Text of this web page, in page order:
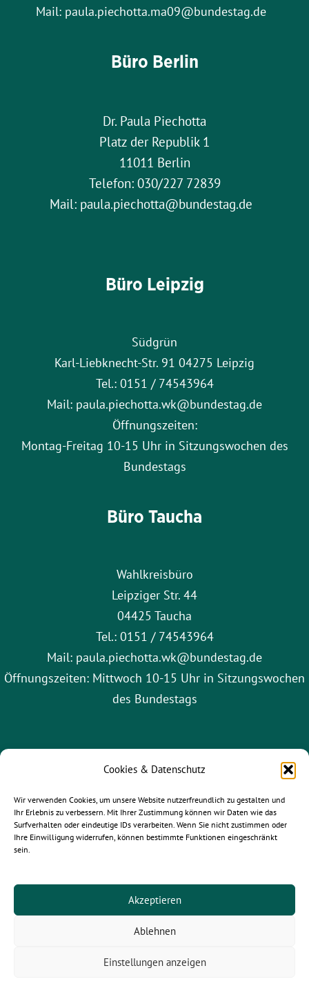
Cookies & Datenschutz
Wir verwenden Cookies, um unsere Website nutzerfreundlich zu gestalten und
Ihr Erlebnis zu verbessern. Mit Ihrer Zustimmung können wir Daten wie das
Surfverhalten oder eindeutige IDs verarbeiten. Wenn Sie nicht zustimmen oder
Ihre Einwilligung widerrufen, können bestimmte Funktionen eingeschränkt
sein.
Akzeptieren
Ablehnen
Einstellungen anzeigen
Mail: paula.piechotta.ma09@bundestag.de
Büro Berlin
Dr. Paula Piechotta
Platz der Republik 1
11011 Berlin
Telefon: 030/227 72839
Mail: paula.piechotta@bundestag.de
Büro Leipzig
Südgrün
Karl-Liebknecht-Str. 91 04275 Leipzig
Tel.: 0151 / 74543964
Mail: paula.piechotta.wk@bundestag.de
Öffnungszeiten:
Montag-Freitag 10-15 Uhr in Sitzungswochen des
Bundestags
Büro Taucha
Wahlkreisbüro
Leipziger Str. 44
04425 Taucha
Tel.: 0151 / 74543964
Mail: paula.piechotta.wk@bundestag.de
Öffnungszeiten: Mittwoch 10-15 Uhr in Sitzungswochen
des Bundestags
Paula Piechotta MdB - Alle Rechte vorbehalten.